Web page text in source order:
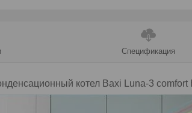
Спецификация
котел Baxi Luna-3 comfort